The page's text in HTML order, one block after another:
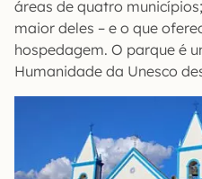
áreas de quatro
maior deles – e o que
hospedagem. O parque é
Humanidade da Unesco